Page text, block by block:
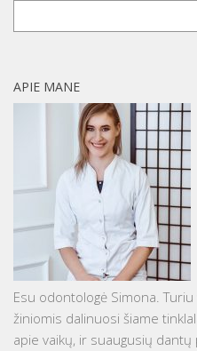
APIE MANE
Esu odontologė Simona.
žiniomis dalinuosi šiame
apie vaikų, ir suaugusių